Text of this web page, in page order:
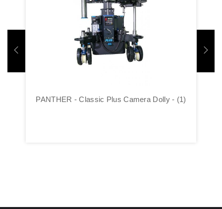
PANTHER - Classic Plus Camera Dolly - (1)